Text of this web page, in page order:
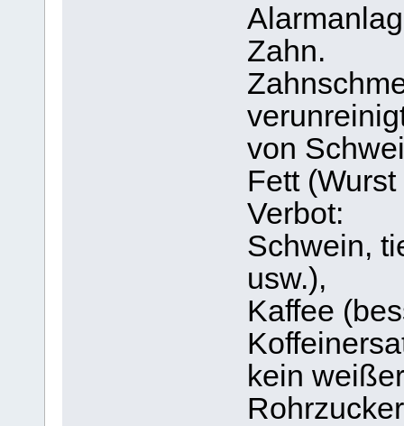
Zahn.
von
Fett
Verbot:
Schwein,
usw.),
Kaffee
kein